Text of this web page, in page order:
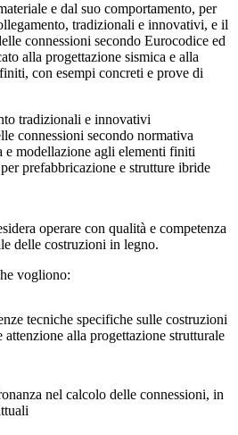
e dal suo comportamento, per
tradizionali e innovativi, e il
connessioni secondo Eurocodice ed
alla progettazione sismica e alla
con esempi concreti e prove di
tradizionali e innovativi
connessioni secondo normativa
e modellazione agli elementi finiti
prefabbricazione e strutture ibride
operare con qualità e competenza
delle costruzioni in legno.
vogliono:
tecniche specifiche sulle costruzioni
alla progettazione strutturale
nel calcolo delle connessioni, in